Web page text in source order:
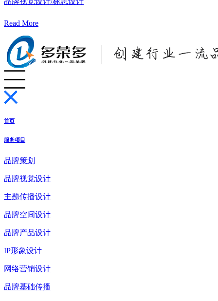
Read More
首页
服务项目
品牌策划
品牌视觉设计
主题传播设计
品牌空间设计
品牌产品设计
IP形象设计
网络营销设计
品牌基础传播